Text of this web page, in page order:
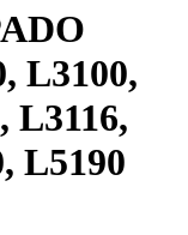
L3100,
L3116,
L5190